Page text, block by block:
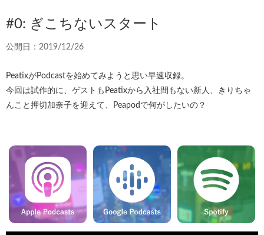
#0: ぎこちないスタート
公開日：2019/12/26
PeatixがPodcastを始めてみようと思い早速収録。
今回は試作的に、ゲストもPeatixから入社間もない新人、きりちゃ
んこと押切加奈子を迎えて、Peapodで何がしたいの？